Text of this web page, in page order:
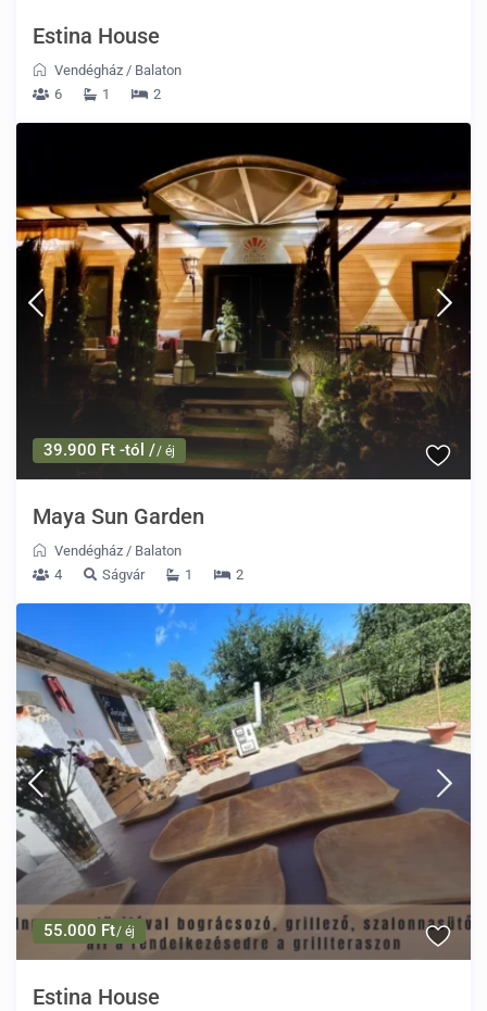
Estina House
Vendégház / Balaton
6
1 2
39.900 Ft -tól // éj
Maya Sun Garden
Vendégház / Balaton
4
Ságvár 1 2
55.000 Ft/ éj
Estina House